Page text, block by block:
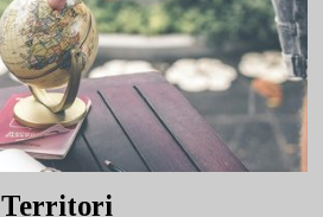
Territori